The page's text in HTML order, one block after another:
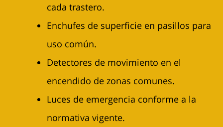
cada trastero.
Enchufes de superficie en pasillos para
uso común.
Detectores de movimiento en el
encendido de zonas comunes.
Luces de emergencia conforme a la
normativa vigente.